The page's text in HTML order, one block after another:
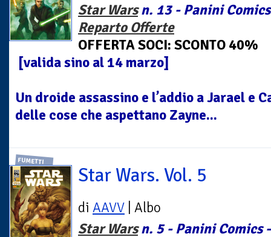
Star Warsn. 13 - Panini
Reparto Offerte
OFFERTA SOCI: SCONTO 40%
[valida sino al 14 marzo]
Un droide assassino e l’addio a Jarael e
delle cose che aspettano Zayne...
FUMETTI
Star Wars. Vol. 5
di AAVV | Albo
Star Warsn. 5 - Panini Comics -